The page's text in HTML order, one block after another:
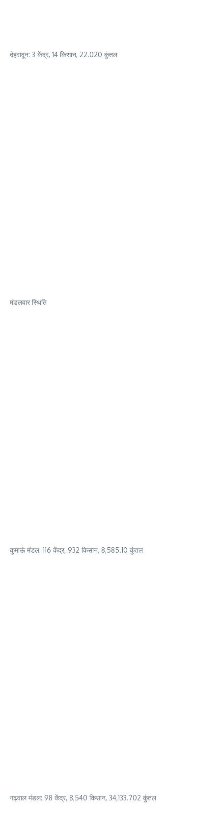
देहरादून: 3 केंद्र, 14 किसान, 22.020 कुंतल
मंडलवार स्थिति
कुमाऊं मंडल: 116 केंद्र, 932 किसान, 8,585.10 कुंतल
गढ़वाल मंडल: 98 केंद्र, 8,540 किसान, 34,133.702 कुंतल